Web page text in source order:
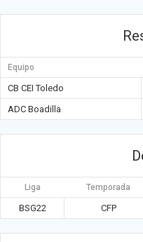
Equipo
CB CEI Toledo
ADC Boadilla
Liga Temporada
BSG22 CFP